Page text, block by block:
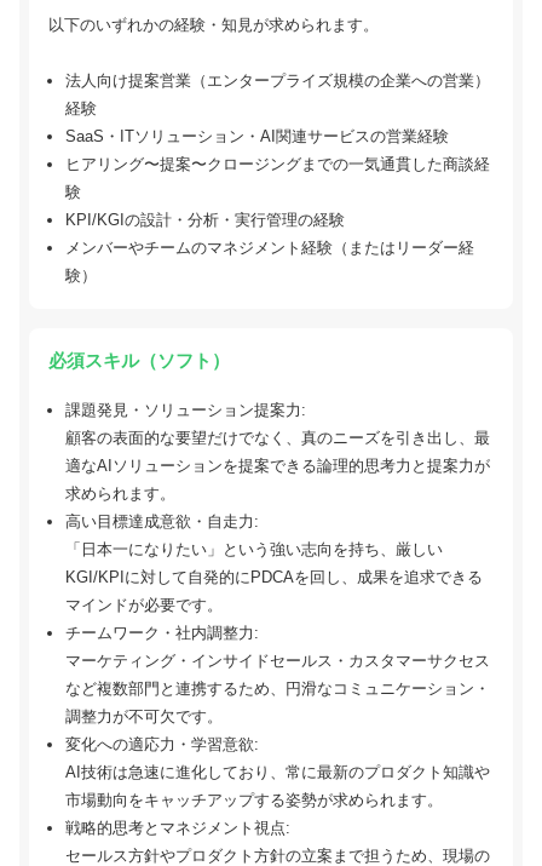
以下のいずれかの経験・知見が求められます。
法人向け提案営業（エンタープライズ規模の企業への営業）
経験
SaaS・ITソリューション・AI関連サービスの営業経験
ヒアリング〜提案〜クロージングまでの一気通貫した商談経
験
KPI/KGIの設計・分析・実行管理の経験
メンバーやチームのマネジメント経験（またはリーダー経
験）
必須スキル（ソフト）
課題発見・ソリューション提案力:
顧客の表面的な要望だけでなく、真のニーズを引き出し、最
適なAIソリューションを提案できる論理的思考力と提案力が
求められます。
高い目標達成意欲・自走力:
「日本一になりたい」という強い志向を持ち、厳しい
KGI/KPIに対して自発的にPDCAを回し、成果を追求できる
マインドが必要です。
チームワーク・社内調整力:
マーケティング・インサイドセールス・カスタマーサクセス
など複数部門と連携するため、円滑なコミュニケーション・
調整力が不可欠です。
変化への適応力・学習意欲:
AI技術は急速に進化しており、常に最新のプロダクト知識や
市場動向をキャッチアップする姿勢が求められます。
戦略的思考とマネジメント視点:
セールス方針やプロダクト方針の立案まで担うため、現場の